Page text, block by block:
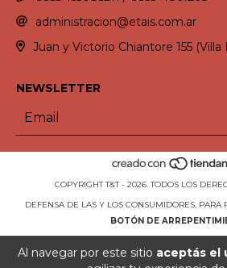
Al navegar por este sitio aceptás el
administracion@etais.com.ar
Juan y Victorio Chiantore 155 (Villa
NEWSLETTER
COPYRIGHT T&T - 2026. TODOS LOS
DEFENSA DE LAS Y LOS CONSUMIDORES. PARA
BOTÓN DE